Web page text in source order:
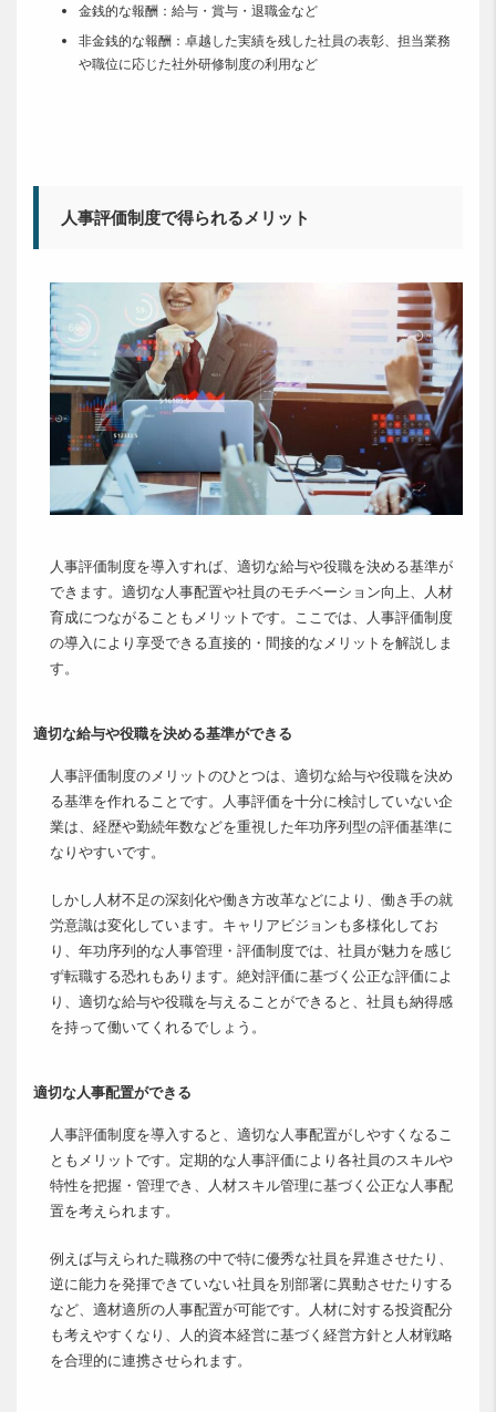
金銭的な報酬：給与・賞与・退職金など
非金銭的な報酬：卓越した実績を残した社員の表彰、担当業務
や職位に応じた社外研修制度の利用など
人事評価制度で得られるメリット
人事評価制度を導入すれば、適切な給与や役職を決める基準が
できます。適切な人事配置や社員のモチベーション向上、人材
育成につながることもメリットです。ここでは、人事評価制度
の導入により享受できる直接的・間接的なメリットを解説しま
す。
適切な給与や役職を決める基準ができる
人事評価制度のメリットのひとつは、適切な給与や役職を決め
る基準を作れることです。人事評価を十分に検討していない企
業は、経歴や勤続年数などを重視した年功序列型の評価基準に
なりやすいです。
しかし人材不足の深刻化や働き方改革などにより、働き手の就
労意識は変化しています。キャリアビジョンも多様化してお
り、年功序列的な人事管理・評価制度では、社員が魅力を感じ
ず転職する恐れもあります。絶対評価に基づく公正な評価によ
り、適切な給与や役職を与えることができると、社員も納得感
を持って働いてくれるでしょう。
適切な人事配置ができる
人事評価制度を導入すると、適切な人事配置がしやすくなるこ
ともメリットです。定期的な人事評価により各社員のスキルや
特性を把握・管理でき、人材スキル管理に基づく公正な人事配
置を考えられます。
例えば与えられた職務の中で特に優秀な社員を昇進させたり、
逆に能力を発揮できていない社員を別部署に異動させたりする
など、適材適所の人事配置が可能です。人材に対する投資配分
も考えやすくなり、人的資本経営に基づく経営方針と人材戦略
を合理的に連携させられます。